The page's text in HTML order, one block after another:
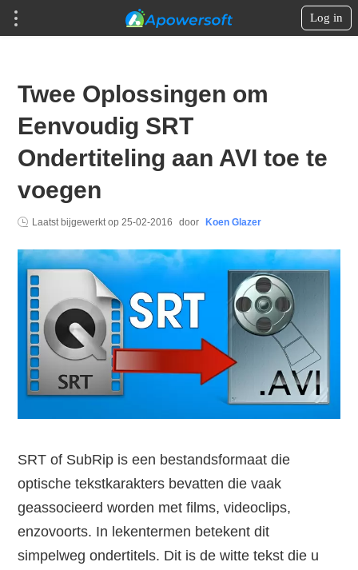
Log in
Twee Oplossingen om
Eenvoudig SRT
Ondertiteling aan AVI toe te
voegen
Laatst bijgewerkt op25-02-2016 door Koen Glazer
SRT of SubRip is een bestandsformaat die
optische tekstkarakters bevatten die vaak
geassocieerd worden met films, videoclips,
enzovoorts. In lekentermen betekent dit
simpelweg ondertitels. Dit is de witte tekst die u